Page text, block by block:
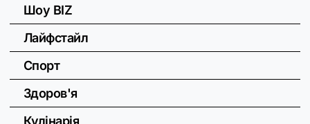
Шоу BIZ
Лайфстайл
Спорт
Здоров'я
Кулінарія